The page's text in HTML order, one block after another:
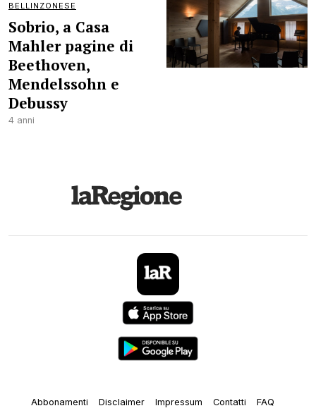
BELLINZONESE
Sobrio, a Casa
Mahler pagine di
Beethoven,
Mendelssohn e
Debussy
4 anni
Abbonamenti Disclaimer Impressum Contatti
FAQ